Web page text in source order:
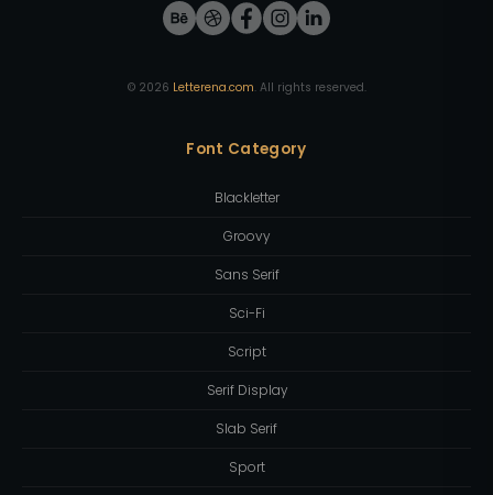
© 2026 Letterena.com. All rights reserved.
Font Category
Blackletter
Groovy
Sans Serif
Sci-Fi
Script
Serif Display
Slab Serif
Sport